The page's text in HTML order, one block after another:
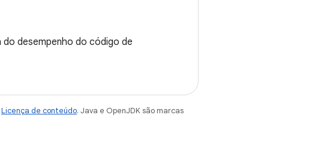
desempenho do código de
Licença de conteúdo. Java e OpenJDK são marcas